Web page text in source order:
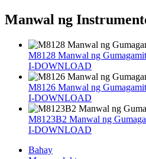
Manwal ng
M8128 Manwal ng Gumagamit
I-DOWNLOAD
M8126 Manwal ng Gumagamit
I-DOWNLOAD
M8123B2 Manwal ng
I-DOWNLOAD
Bahay